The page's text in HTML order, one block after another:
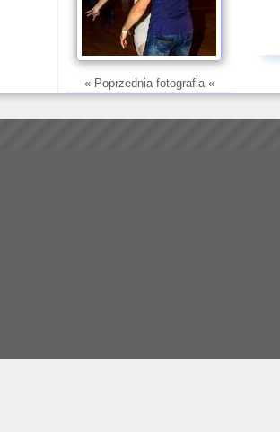
« Poprzednia fotografia «